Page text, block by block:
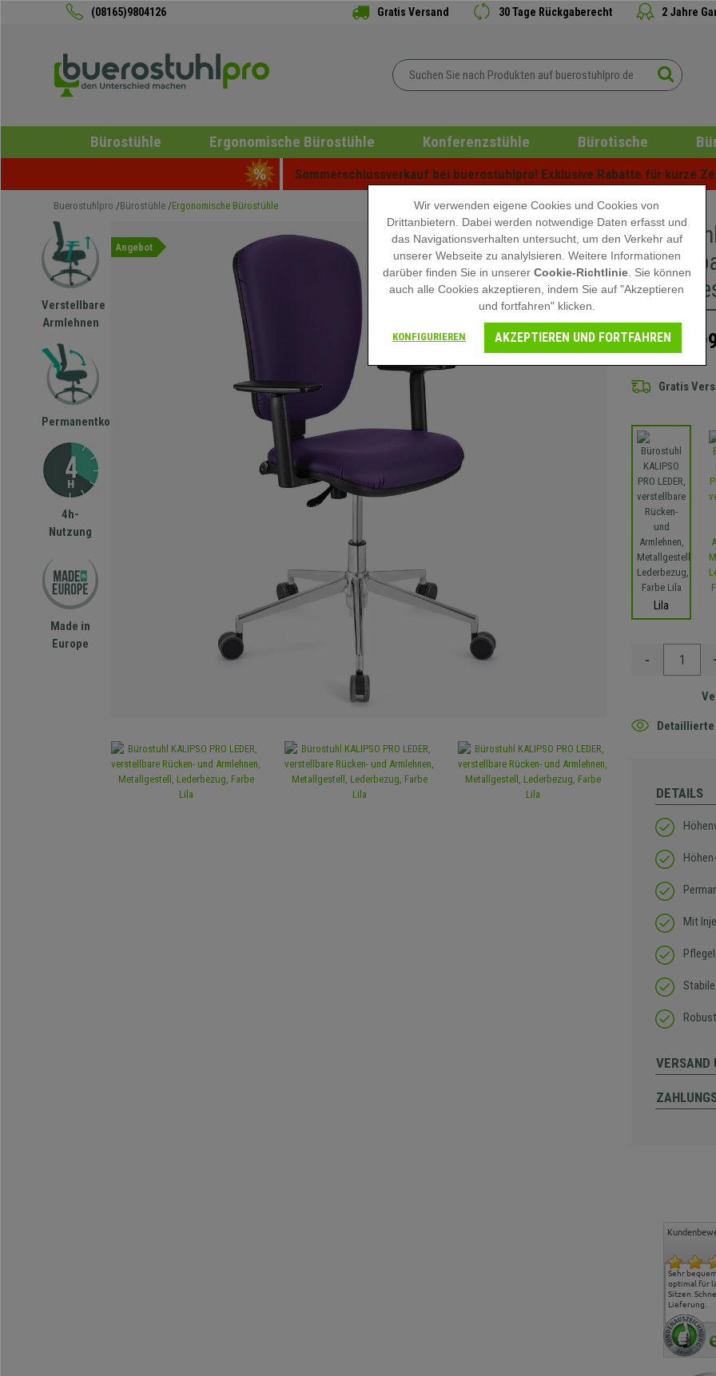
(08165)9804126 Gratis Versand 30 Tage Rückgaberecht 2 Jahre
Bürostühle Ergonomische Bürostühle Konferenzstühle Bürotische
Sommerschlussverkauf bei buerostuhlpro! Exklusive Rabatte für kurze
Buerostuhlpro Bürostühle Ergonomische Bürostühle
Verstellbare
Armlehnen
Permanentkontakt
4h-
Nutzung
Made in
Europe
Angebot
289,90 €
Gratis
Lila
-
Detaillierte
DETAILS
Mit
VERSAND
Sehr
optimal für
Sitzen.
Lieferung.
Wir verwenden eigene Cookies und Cookies von
Drittanbietern. Dabei werden notwendige Daten erfasst und
das Navigationsverhalten untersucht, um den Verkehr auf
unserer Webseite zu analylsieren. Weitere Informationen
darüber finden Sie in unserer Cookie-Richtlinie. Sie können
auch alle Cookies akzeptieren, indem Sie auf "Akzeptieren
und fortfahren" klicken.
KONFIGURIEREN AKZEPTIEREN UND FORTFAHREN